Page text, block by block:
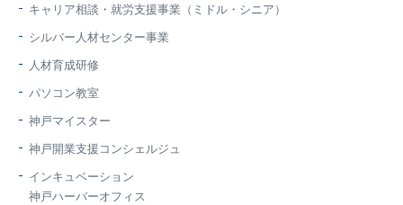
キャリア相談・就労支援事業（ミドル・シニア）
シルバー人材センター事業
人材育成研修
パソコン教室
神戸マイスター
神戸開業支援コンシェルジュ
インキュベーション
神戸ハーバーオフィス